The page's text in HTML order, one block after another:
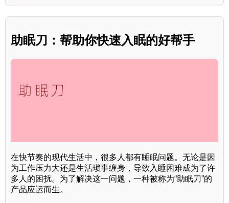
助眠刀：帮助你快速入眠的好帮手
在快节奏的现代生活中，很多人都有睡眠问题。无论是因
为工作压力大还是生活琐事缠身，导致入睡困难成为了许
多人的困扰。为了解决这一问题，一种被称为“助眠刀”的
产品应运而生。